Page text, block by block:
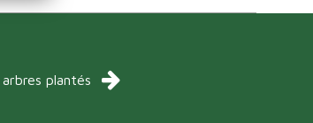
arbres plantés